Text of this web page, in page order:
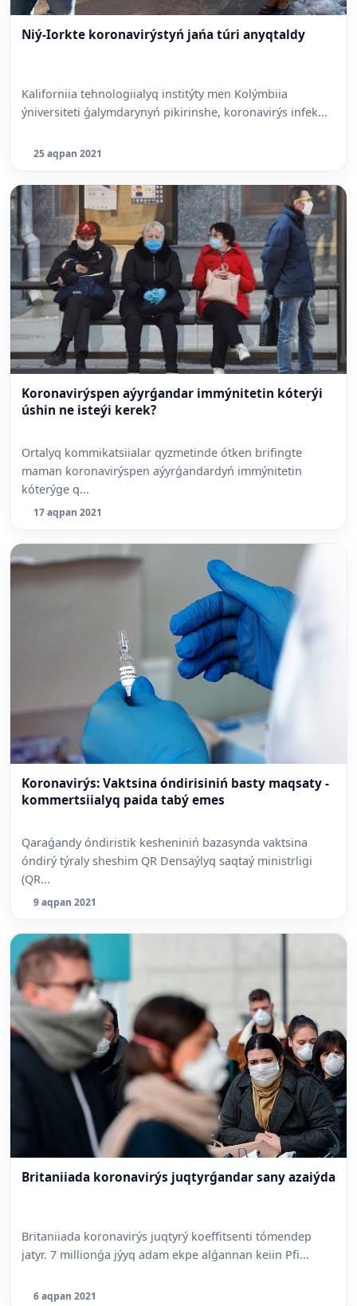
Niý-Iorkte koronavirýstyń jańa túri anyqtaldy
Kaliforniia tehnologiialyq institýty men Kolýmbiia
ýniversiteti ǵalymdarynyń pikirinshe, koronavirýs infek...
25 aqpan 2021
Koronavirýspen aýyrǵandar immýnitetin kóterýi
úshin ne isteýi kerek?
Ortalyq kommikatsiialar qyzmetinde ótken brifingte
maman koronavirýspen aýyrǵandardyń immýnitetin
kóterýge q...
17 aqpan 2021
Koronavirýs: Vaktsina óndirisiniń basty maqsaty -
kommertsiialyq paida tabý emes
Qaraǵandy óndiristik kesheniniń bazasynda vaktsina
óndirý týraly sheshim QR Densaýlyq saqtaý ministrligi
(QR...
9 aqpan 2021
Britaniiada koronavirýs juqtyrǵandar sany azaiýda
Britaniiada koronavirýs juqtyrý koeffitsenti tómendep
jatyr. 7 millionǵa jýyq adam ekpe alǵannan keiin Pfi...
6 aqpan 2021